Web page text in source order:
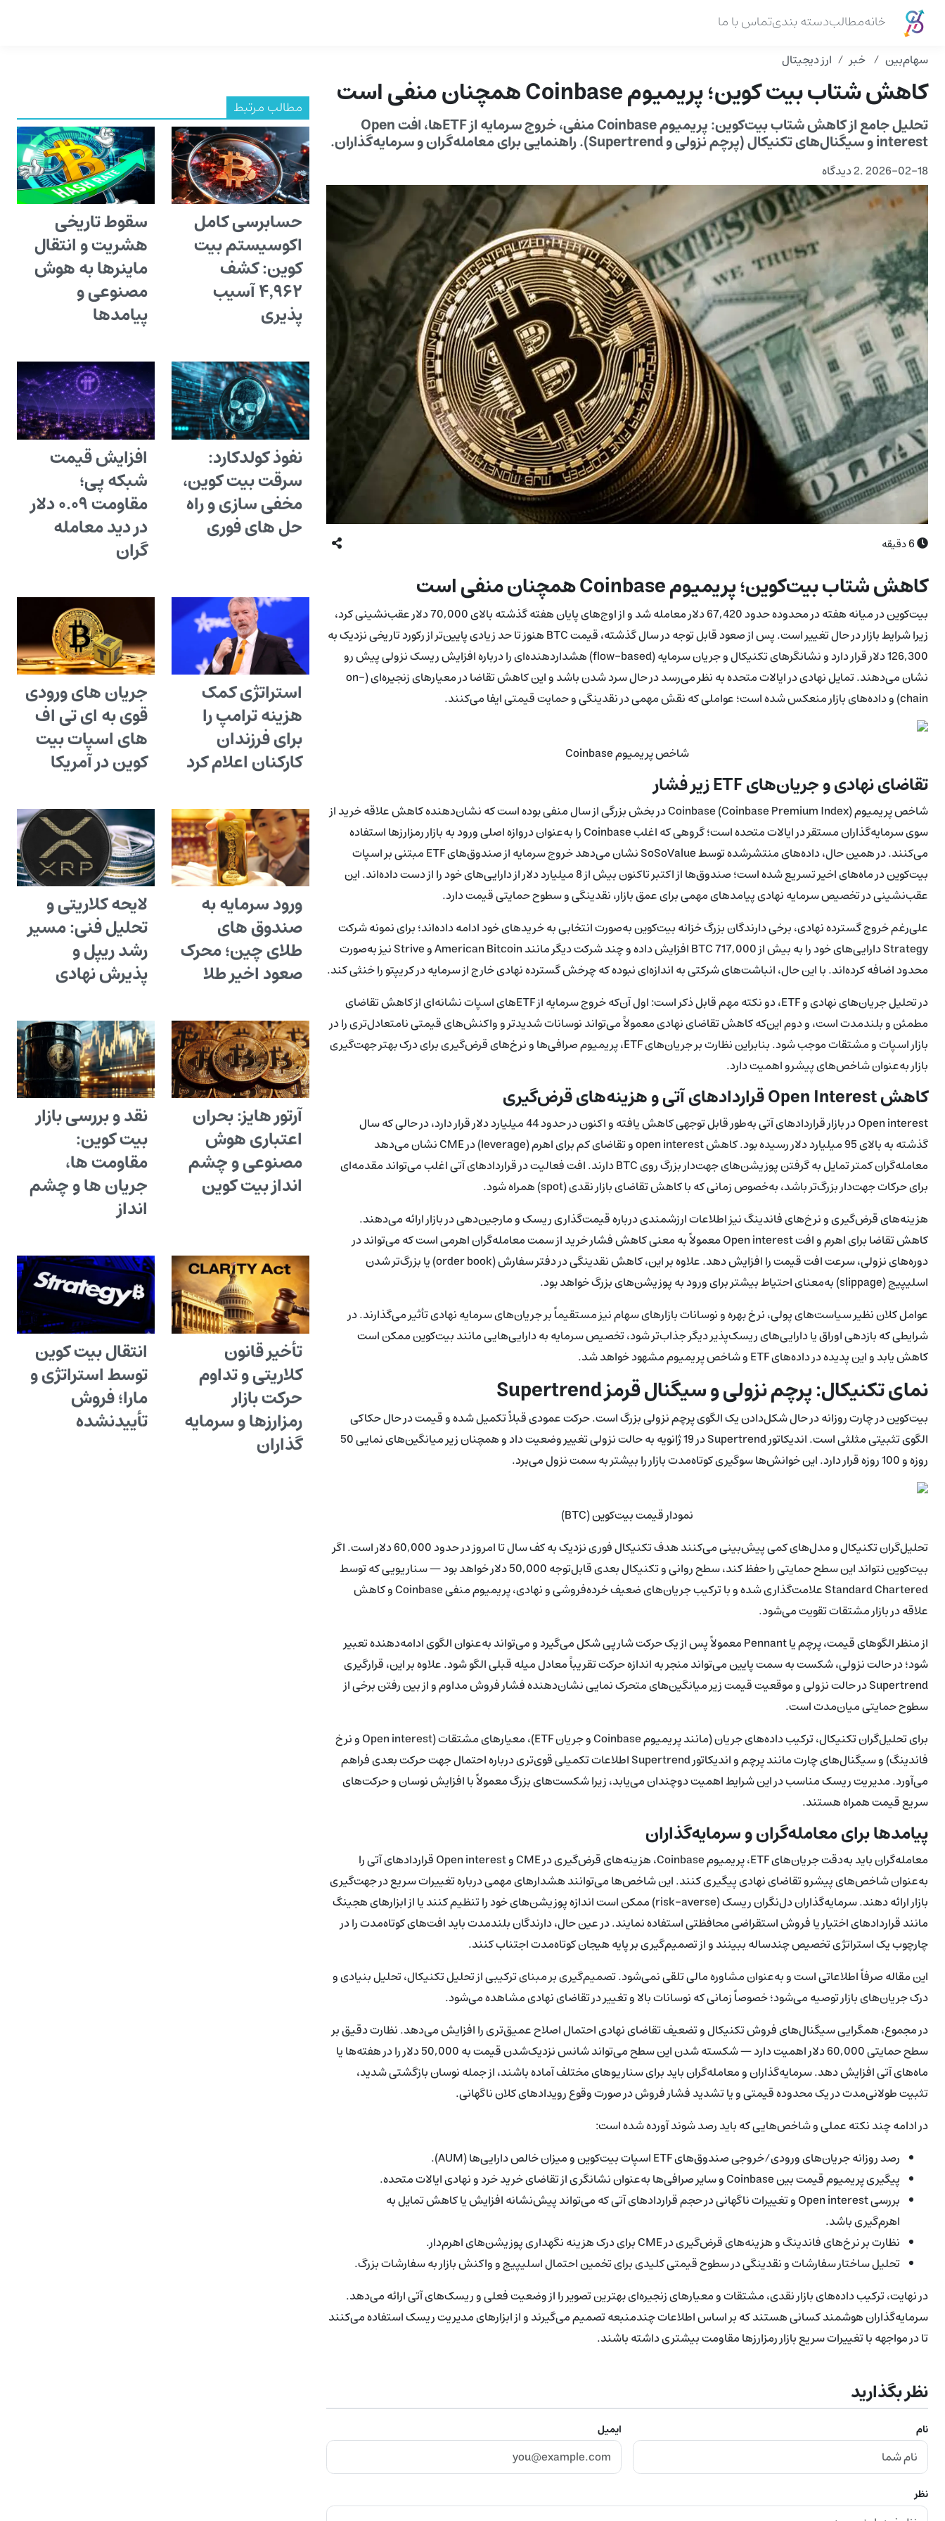
خانهمطالبدسته بندیتماس با ما
سهام‌بین خبر ارز دیجیتال
کاهش شتاب بیت کوین؛ پریمیوم Coinbase همچنان منفی است
تحلیل جامع از کاهش شتاب بیت‌کوین: پریمیوم Coinbase منفی، خروج سرمایه از ETFها، افت Open
interest و سیگنال‌های تکنیکال (پرچم نزولی و Supertrend). راهنمایی برای معامله‌گران و سرمایه‌گذاران.
2026-02-18
.2 دیدگاه
6دقیقه
کاهش شتاب بیت‌کوین؛ پریمیوم Coinbase همچنان منفی است
بیت‌کوین در میانه هفته در محدوده حدود 67,420 دلار معامله شد و از اوج‌های پایان هفته گذشته بالای 70,000 دلار عقب‌نشینی کرد،
زیرا شرایط بازار در حال تغییر است. پس از صعود قابل توجه در سال گذشته، قیمت BTC هنوز تا حد زیادی پایین‌تر از رکورد تاریخی نزدیک به
126,300 دلار قرار دارد و نشانگرهای تکنیکال و جریان سرمایه (flow-based) هشداردهنده‌ای را درباره افزایش ریسک نزولی پیش رو
نشان می‌دهند. تمایل نهادی در ایالات متحده به نظر می‌رسد در حال سرد شدن باشد و این کاهش تقاضا در معیارهای زنجیره‌ای (on-
chain) و داده‌های بازار منعکس شده است؛ عواملی که نقش مهمی در نقدینگی و حمایت قیمتی ایفا می‌کنند.
شاخص پریمیوم Coinbase
تقاضای نهادی و جریان‌های ETF زیر فشار
شاخص پریمیوم Coinbase (Coinbase Premium Index) در بخش بزرگی از سال منفی بوده است که نشان‌دهنده کاهش علاقه خرید از
سوی سرمایه‌گذاران مستقر در ایالات متحده است؛ گروهی که اغلب Coinbase را به‌عنوان دروازه اصلی ورود به بازار رمزارزها استفاده
می‌کنند. در همین حال، داده‌های منتشرشده توسط SoSoValue نشان می‌دهد خروج سرمایه از صندوق‌های ETF مبتنی بر اسپات
بیت‌کوین در ماه‌های اخیر تسریع شده است؛ صندوق‌ها از اکتبر تاکنون بیش از 8 میلیارد دلار از دارایی‌های خود را از دست داده‌اند. این
عقب‌نشینی در تخصیص سرمایه نهادی پیامدهای مهمی برای عمق بازار، نقدینگی و سطوح حمایتی قیمت دارد.
علی‌رغم خروج گسترده نهادی، برخی دارندگان بزرگ خزانه بیت‌کوین به‌صورت انتخابی به خریدهای خود ادامه داده‌اند؛ برای نمونه شرکت
Strategy دارایی‌های خود را به بیش از 717,000 BTC افزایش داده و چند شرکت دیگر مانند American Bitcoin و Strive نیز به‌صورت
محدود اضافه کرده‌اند. با این حال، انباشت‌های شرکتی به اندازه‌ای نبوده که چرخش گسترده نهادی خارج از سرمایه در کریپتو را خنثی کند.
در تحلیل جریان‌های نهادی و ETF، دو نکته مهم قابل ذکر است: اول آن‌که خروج سرمایه از ETFهای اسپات نشانه‌ای از کاهش تقاضای
مطمئن و بلندمدت است، و دوم این‌که کاهش تقاضای نهادی معمولاً می‌تواند نوسانات شدیدتر و واکنش‌های قیمتی نامتعادل‌تری را در
بازار اسپات و مشتقات موجب شود. بنابراین نظارت بر جریان‌های ETF، پریمیوم صرافی‌ها و نرخ‌های قرض‌گیری برای درک بهتر جهت‌گیری
بازار به‌عنوان شاخص‌های پیشرو اهمیت دارد.
کاهش Open Interest قراردادهای آتی و هزینه‌های قرض‌گیری
Open interest در بازار قراردادهای آتی به‌طور قابل توجهی کاهش یافته و اکنون در حدود 44 میلیارد دلار قرار دارد، در حالی که سال
گذشته به بالای 95 میلیارد دلار رسیده بود. کاهش open interest و تقاضای کم برای اهرم (leverage) در CME نشان می‌دهد
معامله‌گران کمتر تمایل به گرفتن پوزیشن‌های جهت‌دار بزرگ روی BTC دارند. افت فعالیت در قراردادهای آتی اغلب می‌تواند مقدمه‌ای
برای حرکات جهت‌دار بزرگ‌تر باشد، به‌خصوص زمانی که با کاهش تقاضای بازار نقدی (spot) همراه شود.
هزینه‌های قرض‌گیری و نرخ‌های فاندینگ نیز اطلاعات ارزشمندی درباره قیمت‌گذاری ریسک و مارجین‌دهی در بازار ارائه می‌دهند.
کاهش تقاضا برای اهرم و افت Open interest معمولاً به معنی کاهش فشار خرید از سمت معامله‌گران اهرمی است که می‌تواند در
دوره‌های نزولی، سرعت افت قیمت را افزایش دهد. علاوه بر این، کاهش نقدینگی در دفتر سفارش (order book) یا بزرگ‌تر شدن
اسلیپیج (slippage) به‌معنای احتیاط بیشتر برای ورود به پوزیشن‌های بزرگ خواهد بود.
عوامل کلان نظیر سیاست‌های پولی، نرخ بهره و نوسانات بازارهای سهام نیز مستقیماً بر جریان‌های سرمایه نهادی تأثیر می‌گذارند. در
شرایطی که بازدهی اوراق یا دارایی‌های ریسک‌پذیر دیگر جذاب‌تر شود، تخصیص سرمایه به دارایی‌هایی مانند بیت‌کوین ممکن است
کاهش یابد و این پدیده در داده‌های ETF و شاخص پریمیوم مشهود خواهد شد.
نمای تکنیکال: پرچم نزولی و سیگنال قرمز Supertrend
بیت‌کوین در چارت روزانه در حال شکل‌دادن یک الگوی پرچم نزولی بزرگ است. حرکت عمودی قبلاً تکمیل شده و قیمت در حال حکاکی
الگوی تثبیتی مثلثی است. اندیکاتور Supertrend در 19 ژانویه به حالت نزولی تغییر وضعیت داد و همچنان زیر میانگین‌های نمایی 50
روزه و 100 روزه قرار دارد. این خوانش‌ها سوگیری کوتاه‌مدت بازار را بیشتر به سمت نزول می‌برد.
نمودار قیمت بیت‌کوین (BTC)
تحلیل‌گران تکنیکال و مدل‌های کمی پیش‌بینی می‌کنند هدف تکنیکال فوری نزدیک به کف سال تا امروز در حدود 60,000 دلار است. اگر
بیت‌کوین نتواند این سطح حمایتی را حفظ کند، سطح روانی و تکنیکال بعدی قابل‌توجه 50,000 دلار خواهد بود — سناریویی که توسط
Standard Chartered علامت‌گذاری شده و با ترکیب جریان‌های ضعیف خرده‌فروشی و نهادی، پریمیوم منفی Coinbase و کاهش
علاقه در بازار مشتقات تقویت می‌شود.
از منظر الگوهای قیمت، پرچم یا Pennant معمولاً پس از یک حرکت شارپی شکل می‌گیرد و می‌تواند به‌عنوان الگوی ادامه‌دهنده تعبیر
شود؛ در حالت نزولی، شکست به سمت پایین می‌تواند منجر به اندازه حرکت تقریباً معادل میله قبلی الگو شود. علاوه بر این، قرارگیری
Supertrend در حالت نزولی و موقعیت قیمت زیر میانگین‌های متحرک نمایی نشان‌دهنده فشار فروش مداوم و از بین رفتن برخی از
سطوح حمایتی میان‌مدت است.
برای تحلیل‌گران تکنیکال، ترکیب داده‌های جریان (مانند پریمیوم Coinbase و جریان ETF)، معیارهای مشتقات (Open interest و نرخ
فاندینگ) و سیگنال‌های چارت مانند پرچم و اندیکاتور Supertrend اطلاعات تکمیلی قوی‌تری درباره احتمال جهت حرکت بعدی فراهم
می‌آورد. مدیریت ریسک مناسب در این شرایط اهمیت دوچندان می‌یابد، زیرا شکست‌های بزرگ معمولاً با افزایش نوسان و حرکت‌های
سریع قیمت همراه هستند.
پیامدها برای معامله‌گران و سرمایه‌گذاران
معامله‌گران باید به‌دقت جریان‌های ETF، پریمیوم Coinbase، هزینه‌های قرض‌گیری در CME و Open interest قراردادهای آتی را
به‌عنوان شاخص‌های پیشرو تقاضای نهادی پیگیری کنند. این شاخص‌ها می‌توانند هشدارهای مهمی درباره تغییرات سریع در جهت‌گیری
بازار ارائه دهند. سرمایه‌گذاران دل‌نگران ریسک (risk-averse) ممکن است اندازه پوزیشن‌های خود را تنظیم کنند یا از ابزارهای هجینگ
مانند قراردادهای اختیار یا فروش استقراضی محافظتی استفاده نمایند. در عین حال، دارندگان بلندمدت باید افت‌های کوتاه‌مدت را در
چارچوب یک استراتژی تخصیص چندساله ببینند و از تصمیم‌گیری بر پایه هیجان کوتاه‌مدت اجتناب کنند.
این مقاله صرفاً اطلاعاتی است و به‌عنوان مشاوره مالی تلقی نمی‌شود. تصمیم‌گیری بر مبنای ترکیبی از تحلیل تکنیکال، تحلیل بنیادی و
درک جریان‌های بازار توصیه می‌شود؛ خصوصاً زمانی که نوسانات بالا و تغییر در تقاضای نهادی مشاهده می‌شود.
در مجموع، همگرایی سیگنال‌های فروش تکنیکال و تضعیف تقاضای نهادی احتمال اصلاح عمیق‌تری را افزایش می‌دهد. نظارت دقیق بر
سطح حمایتی 60,000 دلار اهمیت دارد — شکسته شدن این سطح می‌تواند شانس نزدیک‌شدن قیمت به 50,000 دلار را در هفته‌ها یا
ماه‌های آتی افزایش دهد. سرمایه‌گذاران و معامله‌گران باید برای سناریوهای مختلف آماده باشند، از جمله نوسان بازگشتی شدید،
تثبیت طولانی‌مدت در یک محدوده قیمتی و یا تشدید فشار فروش در صورت وقوع رویدادهای کلان ناگهانی.
در ادامه چند نکته عملی و شاخص‌هایی که باید رصد شوند آورده شده است:
رصد روزانه جریان‌های ورودی/خروجی صندوق‌های ETF اسپات بیت‌کوین و میزان خالص دارایی‌ها (AUM).
پیگیری پریمیوم قیمت بین Coinbase و سایر صرافی‌ها به‌عنوان نشانگری از تقاضای خرید خرد و نهادی ایالات متحده.
بررسی Open interest و تغییرات ناگهانی در حجم قراردادهای آتی که می‌تواند پیش‌نشانه افزایش یا کاهش تمایل به
اهرم‌گیری باشد.
نظارت بر نرخ‌های فاندینگ و هزینه‌های قرض‌گیری در CME برای درک هزینه نگهداری پوزیشن‌های اهرم‌دار.
تحلیل ساختار سفارشات و نقدینگی در سطوح قیمتی کلیدی برای تخمین احتمال اسلیپیج و واکنش بازار به سفارشات بزرگ.
در نهایت، ترکیب داده‌های بازار نقدی، مشتقات و معیارهای زنجیره‌ای بهترین تصویر را از وضعیت فعلی و ریسک‌های آتی ارائه می‌دهد.
سرمایه‌گذاران هوشمند کسانی هستند که بر اساس اطلاعات چندمنبعه تصمیم می‌گیرند و از ابزارهای مدیریت ریسک استفاده می‌کنند
تا در مواجهه با تغییرات سریع بازار رمزارزها مقاومت بیشتری داشته باشند.
نظر بگذارید
نام ایمیل
نظر
مطالب مرتبط
حسابرسی کامل
اکوسیستم بیت
کوین: کشف
۴٬۹۶۲ آسیب
پذیری
سقوط تاریخی
هشریت و انتقال
ماینرها به هوش
مصنوعی و
پیامدها
نفوذ کولدکارد:
سرقت بیت کوین،
مخفی سازی و راه
حل های فوری
افزایش قیمت
شبکه پی؛
مقاومت ۰.۰۹ دلار
در دید معامله
گران
استراتژی کمک
هزینه ترامپ را
برای فرزندان
کارکنان اعلام کرد
جریان های ورودی
قوی به ای تی اف
های اسپات بیت
کوین در آمریکا
ورود سرمایه به
صندوق های
طلای چین؛ محرک
صعود اخیر طلا
لایحه کلاریتی و
تحلیل فنی: مسیر
رشد ریپل و
پذیرش نهادی
آرتور هایز: بحران
اعتباری هوش
مصنوعی و چشم
انداز بیت کوین
نقد و بررسی بازار
بیت کوین:
مقاومت ها،
جریان ها و چشم
انداز
تأخیر قانون
کلاریتی و تداوم
حرکت بازار
رمزارزها و سرمایه
گذاران
انتقال بیت کوین
توسط استراتژی و
مارا؛ فروش
تأییدنشده